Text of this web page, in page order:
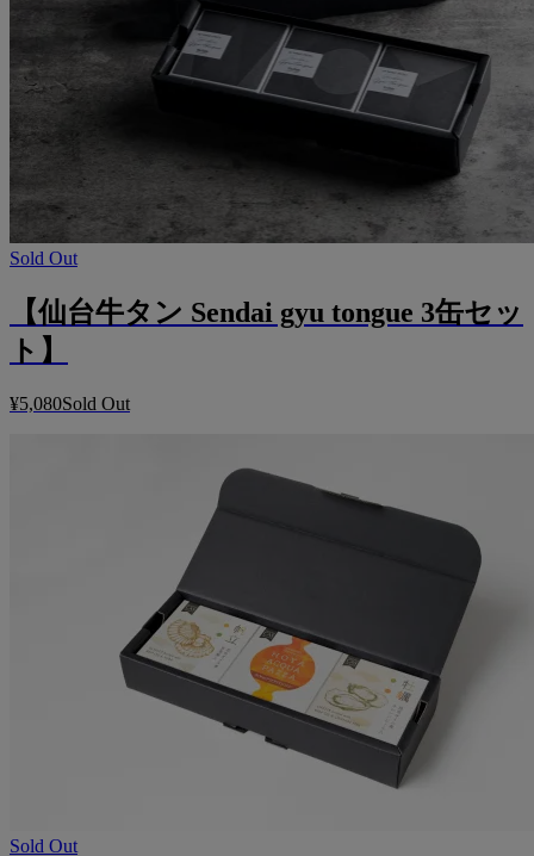
Sold Out
【仙台牛タン Sendai gyu tongue 3缶セッ
ト】
¥5,080Sold Out
Sold Out